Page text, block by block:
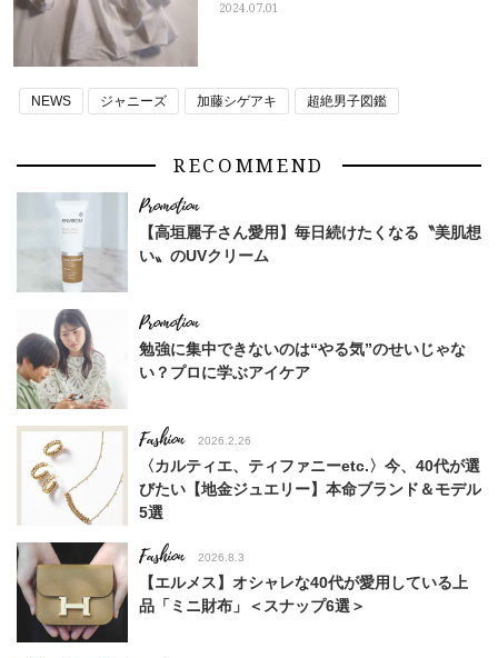
ママとパパに贈る「ジェンダーレ
人気の40代髪型・ヘア
2024.07.01
NEWS ジャニーズ 加藤シゲアキ 超絶男子図鑑
RECOMMEND
【高垣麗子さん愛用】毎日続けたくなる〝美肌想
い〟のUVクリーム
勉強に集中できないのは“やる気”のせいじゃな
い？プロに学ぶアイケア
Fashion 2026.2.26
〈カルティエ、ティファニーetc.〉今、40代が選
びたい【地金ジュエリー】本命ブランド＆モデル
5選
Fashion 2026.8.3
【エルメス】オシャレな40代が愛用している上
品「ミニ財布」＜スナップ6選＞